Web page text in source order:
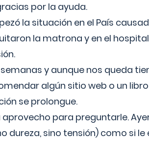
por la ayuda.
la situación en el País
la matrona y en el
semanas y aunque nos queda
algún sitio web o un
se prolongue.
para preguntarle.
dureza, sino tensión) como si